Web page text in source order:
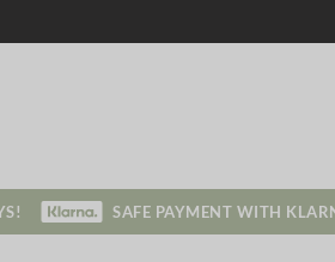
SAFE PAYMENT WITH